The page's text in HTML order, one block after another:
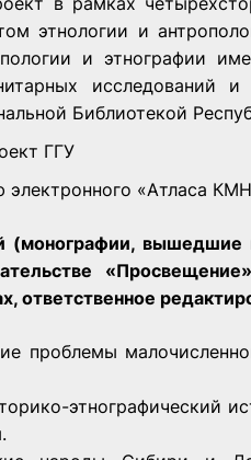
этнологии и
и этнографии
исследований
Библиотекой
ГГУ
«Атласа
(монографии, вышедшие
ответственное
проблемы
этнографический